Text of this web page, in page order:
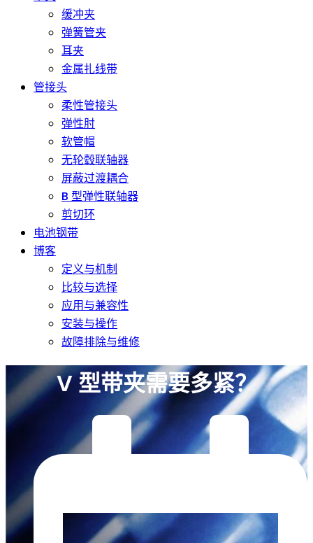
缓冲夹
弹簧管夹
耳夹
金属扎线带
管接头
柔性管接头
弹性肘
软管帽
无轮毂联轴器
屏蔽过渡耦合
B 型弹性联轴器
剪切环
电池钢带
博客
定义与机制
比较与选择
应用与兼容性
安装与操作
故障排除与维修
V 型带夹需要多紧？